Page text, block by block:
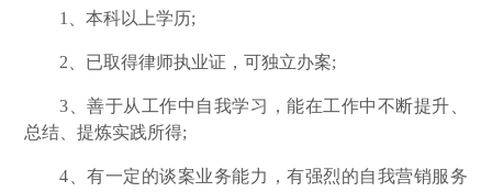
1、本科以上学历;
2、已取得律师执业证，可独立办案;
3、善于从工作中自我学习，能在工作中不断提升、
总结、提炼实践所得;
4、有一定的谈案业务能力，有强烈的自我营销服务